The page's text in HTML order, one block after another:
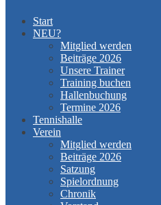
Start
NEU?
Mitglied werden
Beiträge 2026
Unsere Trainer
Training buchen
Hallenbuchung
Termine 2026
Tennishalle
Verein
Mitglied werden
Beiträge 2026
Satzung
Spielordnung
Chronik